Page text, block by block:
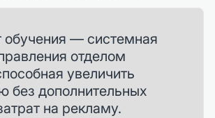
обучения — системная
отделом
увеличить
без дополнительных
на рекламу.